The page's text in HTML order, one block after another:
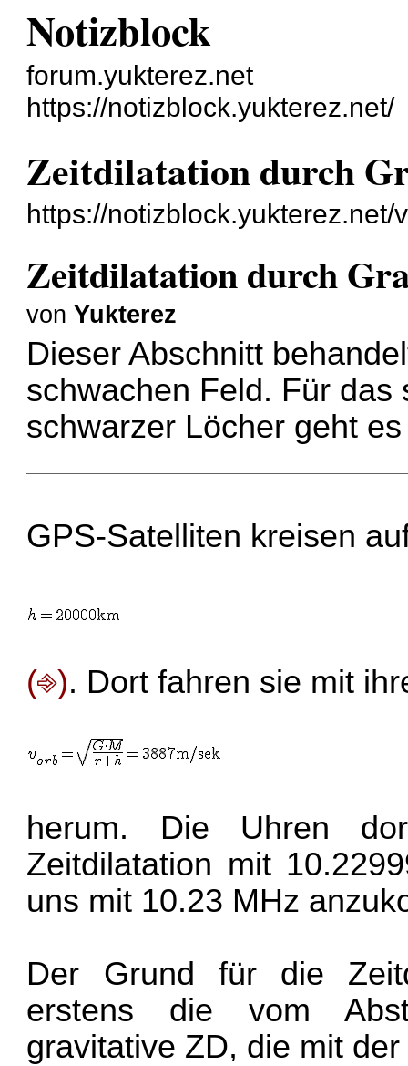
Notizblock
forum.yukterez.net
https://notizblock.yukterez.net/
Zeitdilatation durch
https://
Zeitdilatation durch
vonYukterez
Dieser Abschnitt
schwachen Feld. Für das
schwarzer Löcher geht
GPS-Satelliten kreisen
(⎆). Dort fahren sie mit
herum. Die Uhren
Zeitdilatation mit
uns mit 10.23 MHz
Der Grund für die
erstens die vom
gravitative ZD, die mit